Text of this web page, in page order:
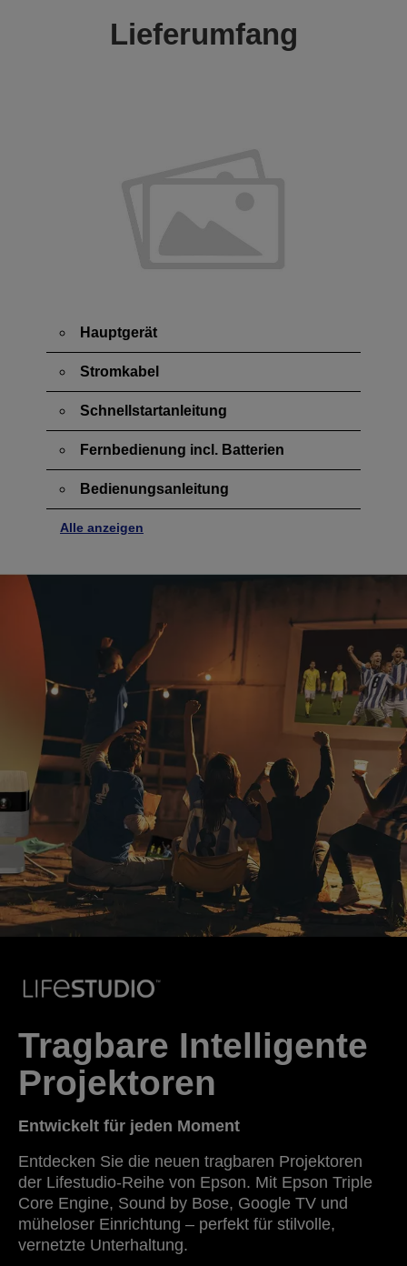
Lieferumfang
Hauptgerät
Stromkabel
Schnellstartanleitung
Fernbedienung incl. Batterien
Bedienungsanleitung
Alle anzeigen
Tragbare Intelligente
Projektoren
Entwickelt für jeden Moment
Entdecken Sie die neuen tragbaren Projektoren
der Lifestudio-Reihe von Epson. Mit Epson Triple
Core Engine, Sound by Bose, Google TV und
müheloser Einrichtung – perfekt für stilvolle,
vernetzte Unterhaltung.